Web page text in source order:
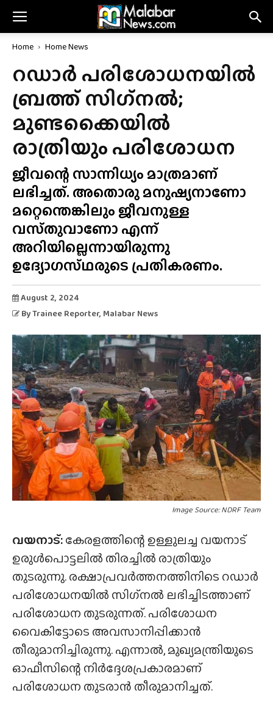
Home Home News
റഡാർ പരിശോധനയിൽ
ബ്രത്ത് സിഗ്‌നൽ;
മുണ്ടക്കൈയിൽ
രാത്രിയും പരിശോധന
ജീവന്റെ സാന്നിധ്യം മാത്രമാണ്
ലഭിച്ചത്. അതൊരു മനുഷ്യനാണോ
മറ്റെന്തെങ്കിലും ജീവനുള്ള
വസ്‌തുവാണോ എന്ന്
അറിയില്ലെന്നായിരുന്നു
ഉദ്യോഗസ്‌ഥരുടെ പ്രതികരണം.
August 2, 2024
ByTrainee Reporter, Malabar News
Image Source: NDRF Team
വയനാട്:കേരളത്തിന്റെ ഉള്ളുലച്ച വയനാട്
ഉരുൾപൊട്ടലിൽ തിരച്ചിൽ രാത്രിയും
തുടരുന്നു. രക്ഷാപ്രവർത്തനത്തിനിടെ റഡാർ
പരിശോധനയിൽ സിഗ്‌നൽ ലഭിച്ചിടത്താണ്
പരിശോധന തുടരുന്നത്. പരിശോധന
വൈകിട്ടോടെ അവസാനിപ്പിക്കാൻ
തീരുമാനിച്ചിരുന്നു. എന്നാൽ, മുഖ്യമന്ത്രിയുടെ
ഓഫീസിന്റെ നിർദ്ദേശപ്രകാരമാണ്
പരിശോധന തുടരാൻ തീരുമാനിച്ചത്.